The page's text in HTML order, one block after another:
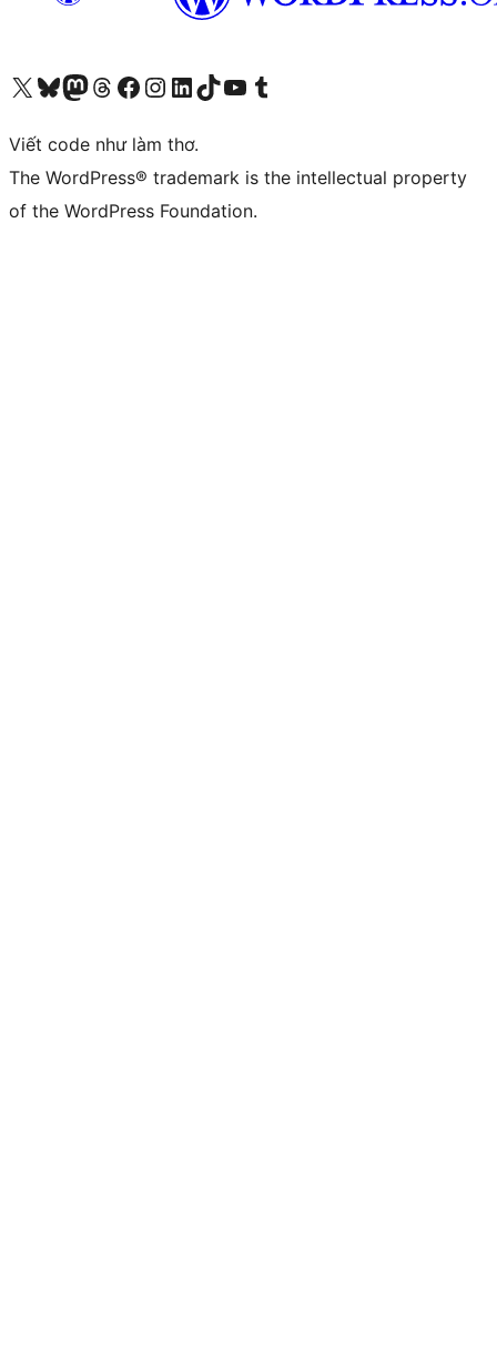
Truy cập tài khoản X (trước đây là Twitter) của chúng tôiVisit our Bluesky account
Visit our Mastodon account
Visit our Threads account
Xem trang Facebook của chúng tôiTruy cập tài khoản Instagram của chúng tôiTruy cập tài khoản LinkedIn của chúng tôiVisit our TikTok account
Truy cập kênh YouTube của chúng tôi Visit our Tumblr account
Viết code như làm thơ.
The WordPress® trademark is the intellectual property
of the WordPress Foundation.